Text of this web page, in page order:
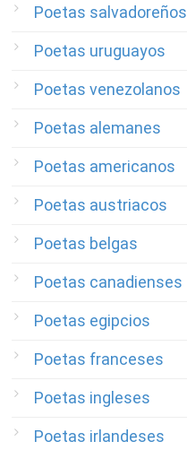
Poetas salvadoreños
Poetas uruguayos
Poetas venezolanos
Poetas alemanes
Poetas americanos
Poetas austriacos
Poetas belgas
Poetas canadienses
Poetas egipcios
Poetas franceses
Poetas ingleses
Poetas irlandeses